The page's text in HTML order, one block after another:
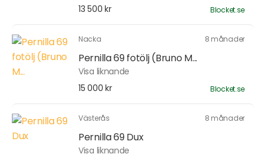
13 500 kr
Blocket.se
Nacka 8 månader
Pernilla 69 fotölj (Bruno M...
Visa liknande
15 000 kr
Blocket.se
Västerås 8 månader
Pernilla 69 Dux
Visa liknande